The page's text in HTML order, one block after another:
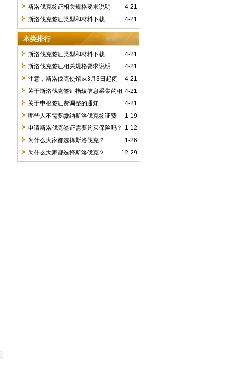
馆，恢复请关注相关通知
4-21
斯洛伐克签证相关规格要求说明
4-21
斯洛伐克签证类型和材料下载
本类排行
4-21
斯洛伐克签证类型和材料下载
4-21
斯洛伐克签证相关规格要求说明
4-21
注意，斯洛伐克使馆从3月3日起闭
馆，恢复请关注相关通知
4-21
关于斯洛伐克签证指纹信息采集的相
关规定
4-21
关于申根签证费调整的通知
1-19
哪些人不需要缴纳斯洛伐克签证费
用？
1-12
申请斯洛伐克签证需要购买保险吗？
1-26
为什么大家都选择斯洛伐克？
12-29
为什么大家都选择斯洛伐克？